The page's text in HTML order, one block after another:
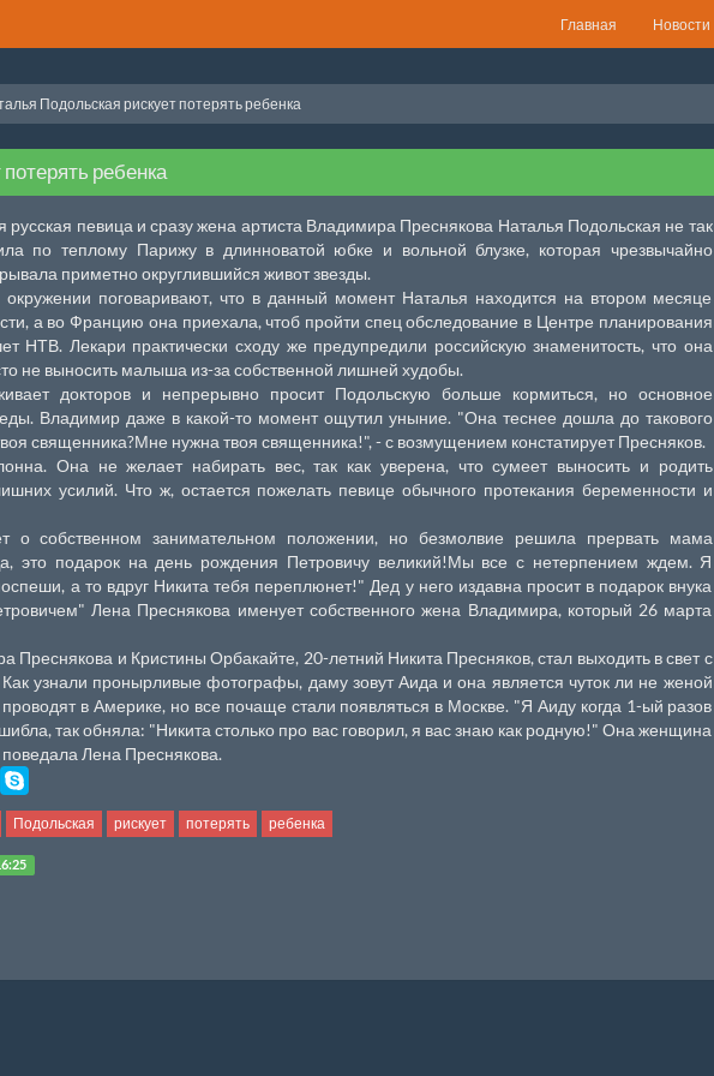
Главная Новости
Подольская рискует потерять ребенка
ребенка
русская певица и сразу жена артиста Владимира Преснякова Наталья Подольская не так
по теплому Парижу в длинноватой юбке и вольной блузке, которая чрезвычайно
приметно округлившийся живот звезды.
окружении поговаривают, что в данный момент Наталья находится на втором месяце
а во Францию она приехала, чтоб пройти спец обследование в Центре планирования
НТВ. Лекари практически сходу же предупредили российскую знаменитость, что она
не выносить малыша из-за собственной лишней худобы.
докторов и непрерывно просит Подольскую больше кормиться, но основное
Владимир даже в какой-то момент ощутил уныние. "Она теснее дошла до такового
священника?Мне нужна твоя священника!", - с возмущением констатирует Пресняков.
Она не желает набирать вес, так как уверена, что сумеет выносить и родить
усилий. Что ж, остается пожелать певице обычного протекания беременности и
о собственном занимательном положении, но безмолвие решила прервать мама
это подарок на день рождения Петровичу великий!Мы все с нетерпением ждем. Я
а то вдруг Никита тебя переплюнет!" Дед у него издавна просит в подарок внука
Лена Преснякова именует собственного жена Владимира, который 26 марта
Преснякова и Кристины Орбакайте, 20-летний Никита Пресняков, стал выходить в свет с
узнали пронырливые фотографы, даму зовут Аида и она является чуток ли не женой
в Америке, но все почаще стали появляться в Москве. "Я Аиду когда 1-ый разов
так обняла: "Никита столько про вас говорил, я вас знаю как родную!" Она женщина
Лена Преснякова.
Подольская рискует потерять ребенка